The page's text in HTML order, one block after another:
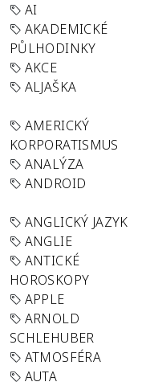
AI
AKADEMICKÉ
PŮLHODINKY
AKCE
ALJAŠKA
AMERICKÝ
KORPORATISMUS
ANALÝZA
ANDROID
ANGLICKÝ JAZYK
ANGLIE
ANTICKÉ
HOROSKOPY
APPLE
ARNOLD
SCHLEHUBER
ATMOSFÉRA
AUTA